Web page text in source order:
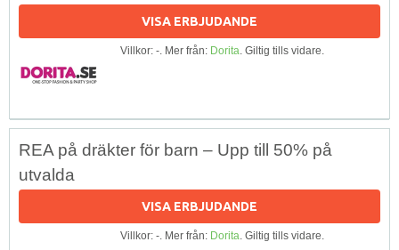
VISA ERBJUDANDE
Villkor: -. Mer från: Dorita. Giltig tills vidare.
REA på dräkter för barn – Upp till 50% på
utvalda
VISA ERBJUDANDE
Villkor: -. Mer från: Dorita. Giltig tills vidare.